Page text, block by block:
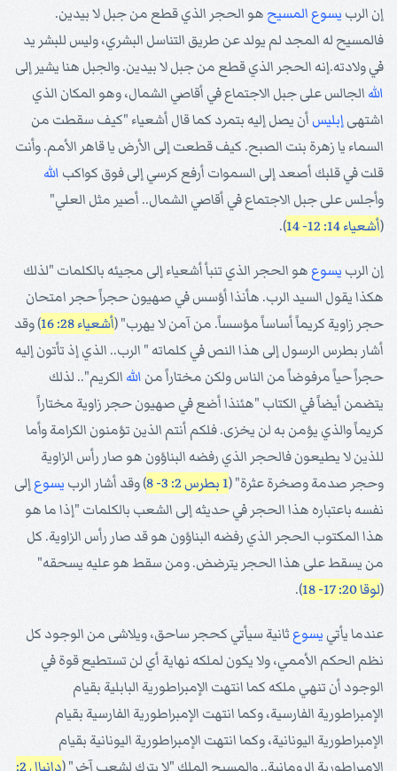
إن الرب يسوع المسيح هو الحجر الذي قطع من جبل لا بيدين.
فالمسيح له المجد لم يولد عن طريق التناسل البشري، وليس للبشر يد
في ولادته.إنه الحجر الذي قطع من جبل لا بيدين. والجبل هنا يشير إلى
الله الجالس على جبل الاجتماع في أقاصي الشمال، وهو المكان الذي
اشتهىإبليس أن يصل إليه بتمرد كما قال أشعياء "كيف سقطت من
السماء يا زهرة بنت الصبح. كيف قطعت إلى الأرض يا قاهر الأمم. وأنت
قلت في قلبك أصعد إلى السموات أرفع كرسي إلى فوق كواكب الله
وأجلس على جبل الاجتماع في أقاصي الشمال.. أصير مثل العلي"
(أشعياء 14: 12- 14 ).
إن الرب يسوع هو الحجر الذي تنبأ أشعياء إلى مجيئه بالكلمات "لذلك
هكذا يقول السيد الرب. هأنذا أؤسس في صهيون حجراً حجر امتحان
حجر زاوية كريماً أساساً مؤسساً. من آمن لا يهرب" (أشعياء 28: 16
) وقد
أشار بطرس الرسول إلى هذا النص في كلماته " الرب.. الذي إذ تأتون إليه
حجراً حياً مرفوضاً من الناس ولكن مختاراً من الله الكريم".. لذلك
يتضمن أيضاً في الكتاب "هئنذا أضع في صهيون حجر زاوية مختاراً
كريماً والذي يؤمن به لن يخزى. فلكم أنتم الذين تؤمنون الكرامة وأما
للذين لا يطيعون فالحجر الذي رفضه البناؤون هو صار رأس الزاوية
وحجر صدمة وصخرة عثرة" (1 بطرس 2: 3- 8 ) وقد أشار الرب يسوعإلى
نفسه باعتباره هذا الحجر في حديثه إلى الشعب بالكلمات "إذا ما هو
هذا المكتوب الحجر الذي رفضه البناؤون هو قد صار رأس الزاوية. كل
من يسقط على هذا الحجر يترضض. ومن سقط هو عليه يسحقه"
(لوقا 20: 17- 18 ).
عندما يأتي يسوع ثانية سيأتي كحجر ساحق، ويلاشى من الوجود كل
نظم الحكم الأممي، ولا يكون لملكه نهاية أي لن تستطيع قوة في
الوجود أن تنهي ملكه كما انتهت الإمبراطورية البابلية بقيام
الإمبراطورية الفارسية، وكما انتهت الإمبراطورية الفارسية بقيام
الإمبراطورية اليونانية، وكما انتهت الإمبراطورية اليونانية بقيام
الإمبراطورية الرومانية.. والمسيح الملك "لا يترك لشعب آخر" (
دانيال 2: